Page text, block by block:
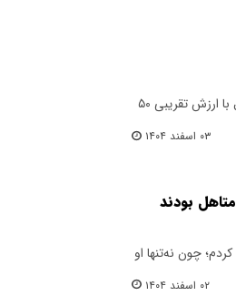
معاون مبارزه با سرقت‌های خاص پلیس آگاهی تهران بزرگ، از کشف یک فقره سرقت منزل با ارزش تقریبی ۵۰
۰۳ اسفند ۱۴۰۴
بودند
چون نه‌تنها او
۰۲ اسفند ۱۴۰۴